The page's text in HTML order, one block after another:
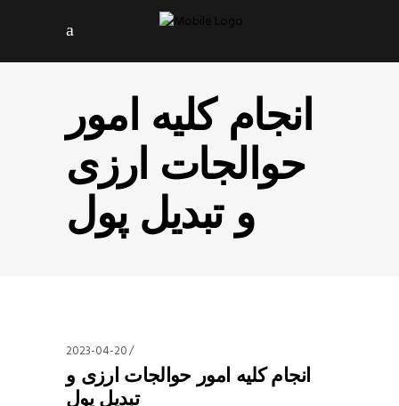
انجام کلیه امور
حوالجات ارزی
و تبدیل پول
2023-04-20
انجام کلیه امور حوالجات ارزی و
تبدیل پول